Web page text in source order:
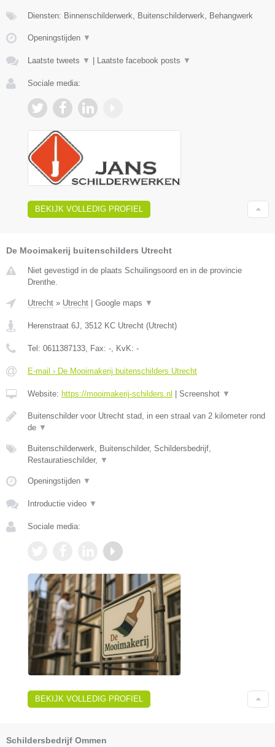
Diensten: Binnenschilderwerk, Buitenschilderwerk, Behangwerk
Openingstijden ▼
Laatste tweets ▼ Laatste facebook posts ▼
Sociale media:
BEKIJK VOLLEDIG PROFIEL
De Mooimakerij buitenschilders Utrecht
Niet gevestigd in de plaats Schuilingsoord en in de provincie
Drenthe.
Utrecht » Utrecht Google maps ▼
Herenstraat 6J, 3512 KC Utrecht (Utrecht)
Tel: 0611387133, Fax: -, KvK: -
E-mail › De Mooimakerij buitenschilders Utrecht
Website: https://mooimakerij-schilders.nl Screenshot ▼
Buitenschilder voor Utrecht stad, in een straal van 2 kilometer rond
de ▼
Buitenschilderwerk, Buitenschilder, Schildersbedrijf,
Restauratieschilder, ▼
Openingstijden ▼
Introductie video ▼
Sociale media:
BEKIJK VOLLEDIG PROFIEL
Schildersbedrijf Ommen